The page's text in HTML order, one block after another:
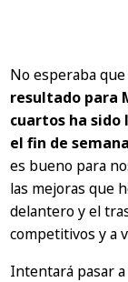
No esperaba
resultado para
cuartos ha
el fin de semana
es bueno para
las mejoras que
delantero y el
competitivos y a
Intentará pasar